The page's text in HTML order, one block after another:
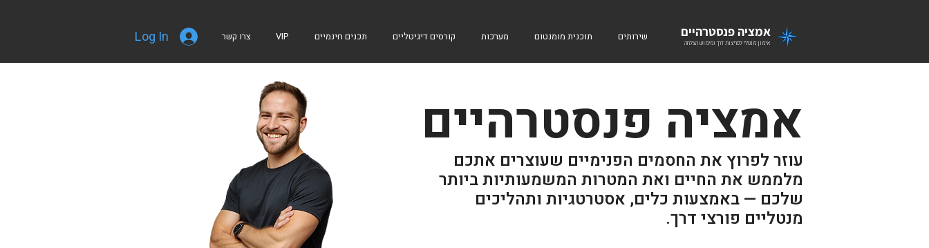
Log In שירותים תוכנית מומנטום מערכות קורסים דיגיטליים תכנים חינמיים VIP צרו קשר אמציה פנסטרהיים
אימון מנטלי לפריצות דרך ומימוש הצלחה
אמציה פנסטרהיים
עוזר לפרוץ את החסמים הפנימיים שעוצרים אתכם
מלממש את החיים ואת המטרות המשמעותיות ביותר
שלכם — באמצעות כלים, אסטרטגיות ותהליכים
מנטליים פורצי דרך.